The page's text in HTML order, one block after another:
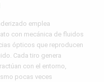
emplea
con mecánica de fluidos
ópticos que reproducen
Cada tiro genera
con el entorno,
pocas veces